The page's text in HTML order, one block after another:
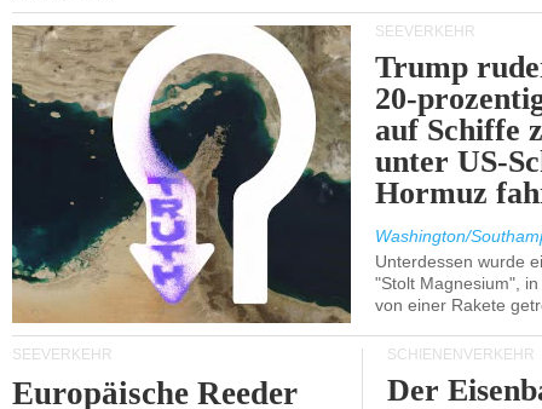
SEEVERKEHR
Trump
20-
auf Schiffe
unter US-
Hormuz
Washington/
Unterdessen wurde
"Stolt Magnesium",
von einer Rakete
SEEVERKEHR
Europäische Reeder
SCHIENENVERKEHR
Der